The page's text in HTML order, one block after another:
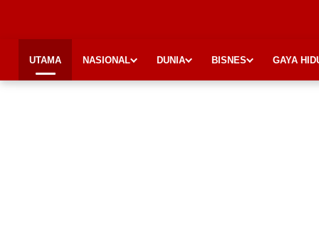
UTAMA NASIONAL DUNIA BISNES GAYA